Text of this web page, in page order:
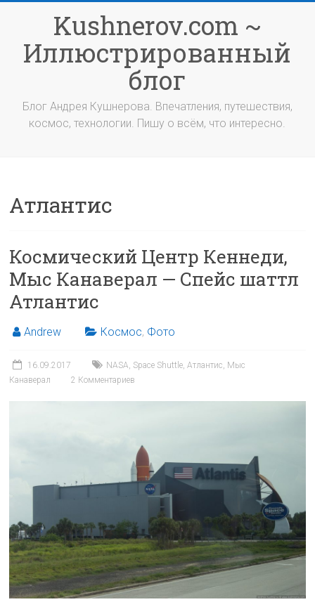
содержимомуKushnerov.com ~
Иллюстрированный
блог
Блог Андрея Кушнерова. Впечатления, путешествия,
космос, технологии. Пишу о всём, что интересно.
Атлантис
Космический Центр Кеннеди,
Мыс Канаверал — Спейс шаттл
Атлантис
Andrew Космос, Фото
16.09.2017 NASA, Space Shuttle,Атлантис, Мыс
Канаверал
2 Комментариев